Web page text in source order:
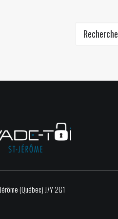
(Québec) J7Y 2G1